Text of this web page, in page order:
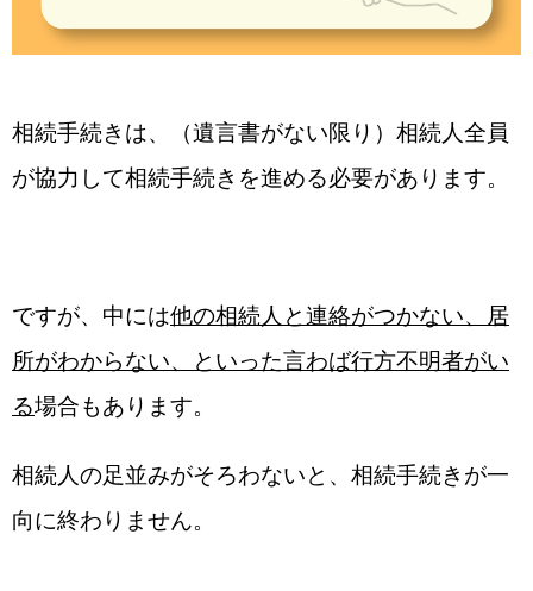
相続手続きは、（遺言書がない限り）相続人全員
が協力して相続手続きを進める必要があります。
ですが、中には他の相続人と連絡がつかない、居
所がわからない、といった言わば行方不明者がい
る場合もあります。
相続人の足並みがそろわないと、相続手続きが一
向に終わりません。